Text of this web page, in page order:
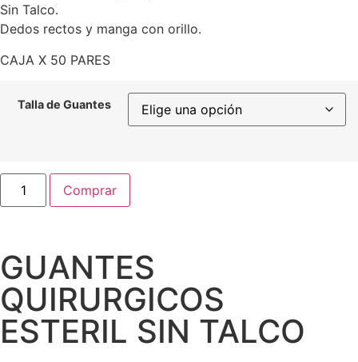
Sin Talco.
Dedos rectos y manga con orillo.
CAJA X 50 PARES
Talla de Guantes
Comprar
GUANTES
QUIRURGICOS
ESTERIL SIN TALCO